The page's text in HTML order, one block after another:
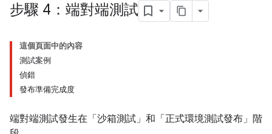
步驟 4：端對端測試
這個頁面中的內容
測試案例
偵錯
發布準備完成度
端對端測試發生在「沙箱測試」和「正式環境測試發布」階